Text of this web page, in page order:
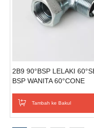
2B9 90°BSP LELAKI
BSP WANITA 60°CONE
Tambah ke Bakul